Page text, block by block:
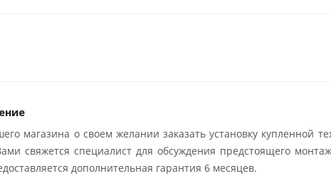
магазина о своем желании заказать установку купленной
свяжется специалист для обсуждения предстоящего
дополнительная гарантия 6 месяцев.